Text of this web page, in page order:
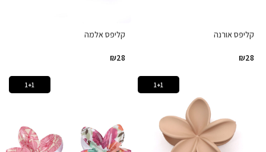
קליפס אורנה
₪28
קליפס אלמה
₪28
1+1
1+1